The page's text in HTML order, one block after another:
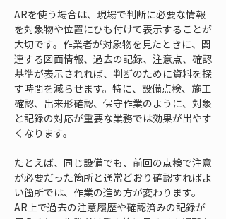
ARを使う場合は、現場で判断に必要な情報
を対象物や位置にひも付けて表示することが
大切です。作業者が対象物を見たときに、関
連する図面情報、過去の記録、注意点、確認
基準が表示されれば、判断のために資料を探
す時間を減らせます。特に、設備点検、施工
確認、出来形確認、保守作業のように、対象
と記録の対応が重要な業務では効果が出やす
くなります。
たとえば、同じ設備でも、前回の点検で注意
が必要だった箇所と通常どおり確認すればよ
い箇所では、作業の進め方が変わります。
AR上で過去の注意履歴や確認済みの記録が